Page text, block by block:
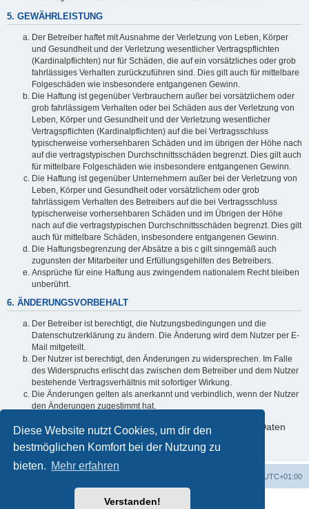
Diese Website nutzt Cookies, um dir den
bestmöglichen Komfort bei der Nutzung zu
bieten. Mehr erfahren
Verstanden!
5. GEWÄHRLEISTUNG
Der Betreiber haftet mit Ausnahme der Verletzung von Leben, Körper
und Gesundheit und der Verletzung wesentlicher Vertragspflichten
(Kardinalpflichten) nur für Schäden, die auf ein vorsätzliches oder grob
fahrlässiges Verhalten zurückzuführen sind. Dies gilt auch für mittelbare
Folgeschäden wie insbesondere entgangenen Gewinn.
Die Haftung ist gegenüber Verbrauchern außer bei vorsätzlichem oder
grob fahrlässigem Verhalten oder bei Schäden aus der Verletzung von
Leben, Körper und Gesundheit und der Verletzung wesentlicher
Vertragspflichten (Kardinalpflichten) auf die bei Vertragsschluss
typischerweise vorhersehbaren Schäden und im übrigen der Höhe nach
auf die vertragstypischen Durchschnittsschäden begrenzt. Dies gilt auch
für mittelbare Folgeschäden wie insbesondere entgangenen Gewinn.
Die Haftung ist gegenüber Unternehmern außer bei der Verletzung von
Leben, Körper und Gesundheit oder vorsätzlichem oder grob
fahrlässigem Verhalten des Betreibers auf die bei Vertragsschluss
typischerweise vorhersehbaren Schäden und im Übrigen der Höhe
nach auf die vertragstypischen Durchschnittsschäden begrenzt. Dies gilt
auch für mittelbare Schäden, insbesondere entgangenen Gewinn.
Die Haftungsbegrenzung der Absätze a bis c gilt sinngemäß auch
zugunsten der Mitarbeiter und Erfüllungsgehilfen des Betreibers.
Ansprüche für eine Haftung aus zwingendem nationalem Recht bleiben
unberührt.
6. ÄNDERUNGSVORBEHALT
Der Betreiber ist berechtigt, die Nutzungsbedingungen und die
Datenschutzerklärung zu ändern. Die Änderung wird dem Nutzer per E-
Mail mitgeteilt.
Der Nutzer ist berechtigt, den Änderungen zu widersprechen. Im Falle
des Widerspruchs erlischt das zwischen dem Betreiber und dem Nutzer
bestehende Vertragsverhältnis mit sofortiger Wirkung.
Die Änderungen gelten als anerkannt und verbindlich, wenn der Nutzer
den Änderungen zugestimmt hat.
Informationen über den Umgang mit deinen persönlichen Daten
sind in der Datenschutzerklärung enthalten.
UTC+01:00
Powered byphpBB® Forum Software © phpBB Limited